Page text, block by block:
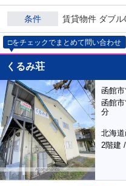
条件 賃貸物件 ダブル
□をチェックでまとめて問い合わせ
くるみ荘
函館
函館
分
北海
2階建